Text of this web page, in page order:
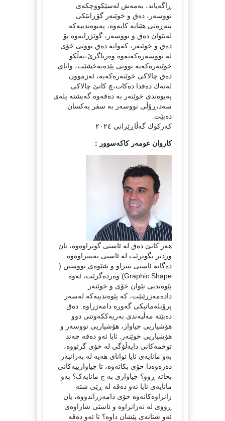
ڕاگەیاند، بەمەش لەسێكووچكەی
نووسەر، دەق و خوێنەر گۆڕانێكی
بنەڕەتی هێنایە كایەوە، پەیوەندییەكە
لەنێوان دەق و نووسەر، گوێزرایەوە بۆ
دەق و خوێنەر، كەواتە دەق بوونی خۆی
لە نووسەرەكەیەوە وەرناگرێ،بەڵكو
خوێنەرەكەیە بوونی پێدەبەخشێت، واتای
دەق چالاكی خوێنەرەكەیە، ئەزموون
لەتەك دەقدا دەكات،چ كاتێ چالاكی
پەیوەندی خوێنەر بە دەقەوە گەیشتە پلەی
سەد،ڕۆڵی نووسەر بە سفر یەكسان
دەبێت.
كەركوك گەڵاڕێزانی ٢٠٢٤
کاروان عومەر کاکەسوور :
هەر کاتێ دەق لە ئاستی گوتراوەوە، یان
وردتر بگوترێت لە ئاستی نەبینراوەوە
دەگاتە ئاستی بینراو و شێوەی نووسین (
Graphic Shape) وەردەگرێت، ئەوە
پێوەندیی نێوان خۆی و خوێنەر
دادەمەزرێنێت، کە پێوەندییەکە لەسەر
پرۆبلەماتیکی گەورە دامەزراوە. دەق
دەبێتە مەڵبەندی بەریەککەوتنی دوو
هۆشیاریی جیاواز، هۆشیاریی نووسەر و
هۆشیاریی خوێنەر. ئایا ئەو دەقە چەند
توخمەکانی دایەڵۆگی لە خۆی گرتووە،
بەو مانایەی ئایا توانای هەیە لە بەرانبەر
دەرەوەدا خۆی بکاتەوە، تا جیاوازییەکانی
بخاتە ڕوو؟ جیاوازی بە چ مانایەک؟ بەو
مانایەی ئایا ئەو دەقە لە ڕێی شتە
زانراوەکانەوە خۆی دامەزراندووە، یان
ڕووی لە نەزانراوە و ئاستی شاراوەی
ئەو شتانەی پێشان داوە؟ تا ئەو دەقە